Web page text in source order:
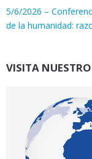
5/6/2026 –
de la humanidad:
VISITA